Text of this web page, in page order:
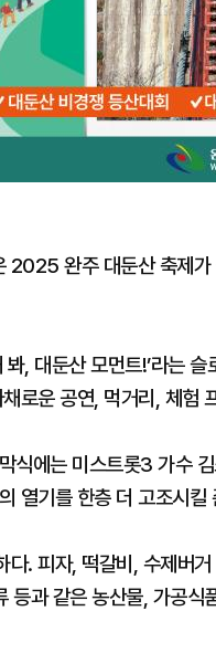
2025 완주 대둔산 축제
봐, 대둔산 모먼트!’라는
로운 공연, 먹거리, 체험
식에는 미스트롯3 가수
열기를 한층 더 고조시킬
다. 피자, 떡갈비, 수제버
등과 같은 농산물, 가공식